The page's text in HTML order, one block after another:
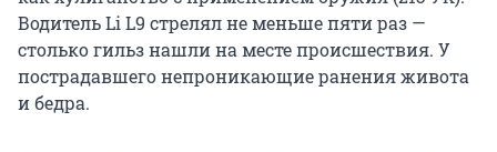
Водитель Li L9 стрелял не меньше пяти раз —
столько гильз нашли на месте происшествия. У
пострадавшего непроникающие ранения живота
и бедра.